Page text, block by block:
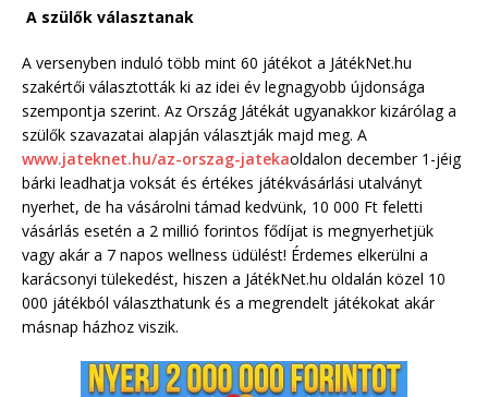
A szülők választanak
A versenyben induló több mint 60 játékot a JátékNet.hu
szakértői választották ki az idei év legnagyobb újdonsága
szempontja szerint. Az Ország Játékát ugyanakkor kizárólag a
szülők szavazatai alapján választják majd meg. A
www.jateknet.hu/az-orszag-jatekaoldalon december 1-jéig
bárki leadhatja voksát és értékes játékvásárlási utalványt
nyerhet, de ha vásárolni támad kedvünk, 10 000 Ft feletti
vásárlás esetén a 2 millió forintos fődíjat is megnyerhetjük
vagy akár a 7 napos wellness üdülést! Érdemes elkerülni a
karácsonyi tülekedést, hiszen a JátékNet.hu oldalán közel 10
000 játékból választhatunk és a megrendelt játékokat akár
másnap házhoz viszik.